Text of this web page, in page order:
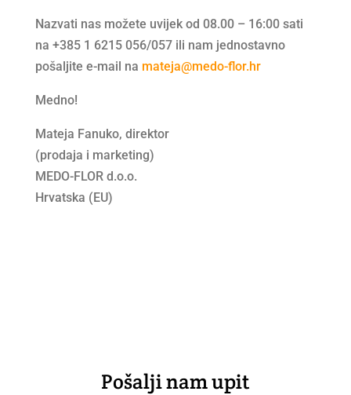
Nazvati nas možete uvijek od 08.00 – 16:00 sati
na +385 1 6215 056/057 ili nam jednostavno
pošaljite e-mail na mateja@medo-flor.hr
Medno!
Mateja Fanuko, direktor
(prodaja i marketing)
MEDO-FLOR d.o.o.
Hrvatska (EU)
Pošalji nam upit